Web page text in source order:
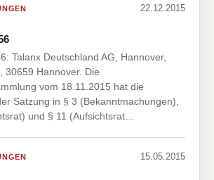
22.12.2015
Talanx Deutschland AG, Hannover,
30659 Hannover. Die
vom 18.11.2015 hat die
Satzung in § 3 (Bekanntmachungen),
und § 11 (Aufsichtsrat…
15.05.2015